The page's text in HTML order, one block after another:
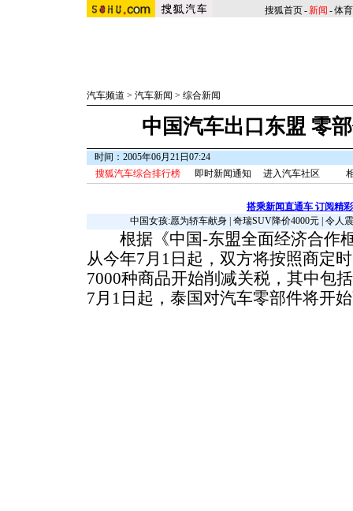
搜狐首页-新闻 -体育
汽车频道 > 汽车新闻 > 综合新闻
中国汽车出口东盟 零
时间：2005年06月21日07:24
搜狐汽车综合排行榜
即时新闻通知 进入汽车社区
搭乘新闻直通车 订阅精
中国女孩:愿为轿车献身| 奇瑞SUV降价4000元| 令人
根据《中国-东盟全面经济合作
从今年7月1日起，双方将按照商定
7000种商品开始削减关税，其中包
7月1日起，泰国对汽车零部件将开